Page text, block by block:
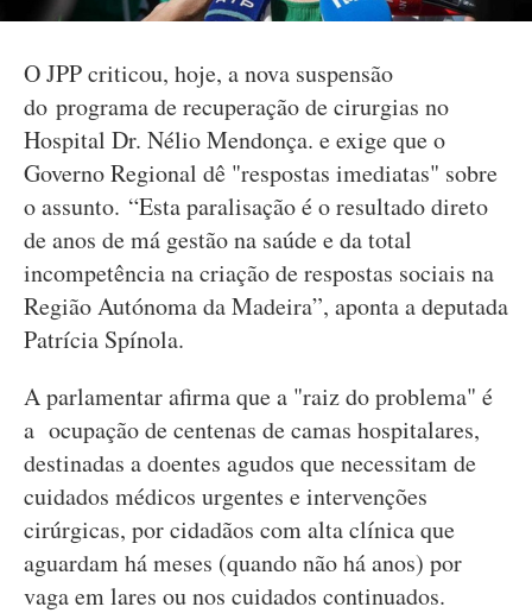
O JPP criticou, hoje, a nova suspensão
do programa de recuperação de cirurgias no
Hospital Dr. Nélio Mendonça. e exige que o
Governo Regional dê "respostas imediatas" sobre
o assunto. “Esta paralisação é o resultado direto
de anos de má gestão na saúde e da total
incompetência na criação de respostas sociais na
Região Autónoma da Madeira”, aponta a deputada
Patrícia Spínola.
A parlamentar afirma que a "raiz do problema" é
a ocupação de centenas de camas hospitalares,
destinadas a doentes agudos que necessitam de
cuidados médicos urgentes e intervenções
cirúrgicas, por cidadãos com alta clínica que
aguardam há meses (quando não há anos) por
vaga em lares ou nos cuidados continuados.